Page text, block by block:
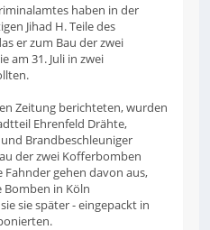
haben in der
Jihad H. Teile des
er zum Bau der zwei
am 31. Juli in zwei
Zeitung berichteten, wurden
Ehrenfeld Drähte,
Brandbeschleuniger
der zwei Kofferbomben
gehen davon aus,
Bomben in Köln
sie später - eingepackt in